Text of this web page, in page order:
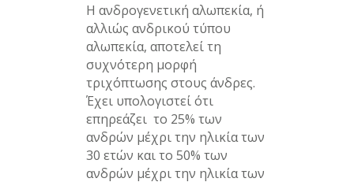
Η ανδρογενετική αλωπεκία, ή
αλλιώς ανδρικού τύπου
αλωπεκία, αποτελεί τη
συχνότερη μορφή
τριχόπτωσης στους άνδρες.
Έχει υπολογιστεί ότι
επηρεάζει το 25% των
ανδρών μέχρι την ηλικία των
30 ετών και το 50% των
ανδρών μέχρι την ηλικία των